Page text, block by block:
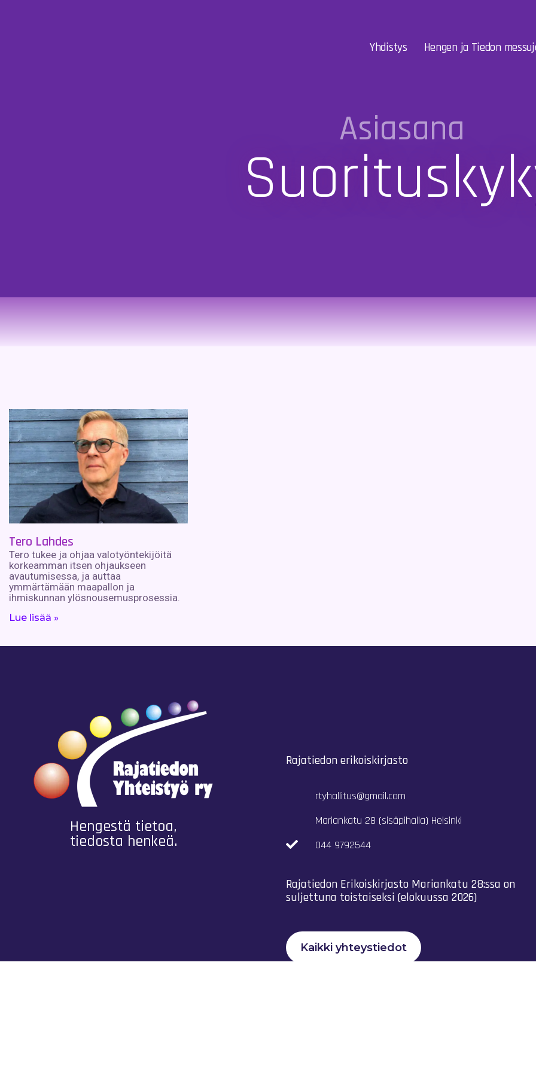
Yhdistys Hengen ja Tiedon
Asiasana
Tero Lahdes
Tero tukee ja ohjaa valotyöntekijöitä
korkeamman itsen ohjaukseen
avautumisessa, ja auttaa
ymmärtämään maapallon ja
ihmiskunnan ylösnousemusprosessia.
Lue lisää »
Hengestä tietoa,
tiedosta henkeä.
Rajatiedon erikoiskirjasto
rtyhallitus@gmail.com
Mariankatu 28 (sisäpihalla) Helsinki
044 9792544
Rajatiedon Erikoiskirjasto Mariankatu 28:ssa on
suljettuna toistaiseksi (elokuussa 2026)
Kaikki yhteystiedot